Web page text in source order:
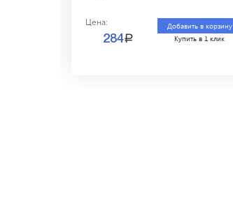
Цена:
284a
Добавить в корзину
Купить в 1 клик